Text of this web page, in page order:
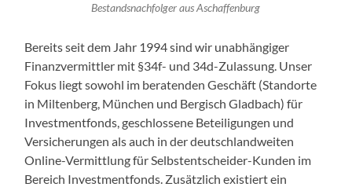
Bestandsnachfolger aus Aschaffenburg
Bereits seit dem Jahr 1994 sind wir unabhängiger
Finanzvermittler mit §34f- und 34d-Zulassung. Unser
Fokus liegt sowohl im beratenden Geschäft (Standorte
in Miltenberg, München und Bergisch Gladbach) für
Investmentfonds, geschlossene Beteiligungen und
Versicherungen als auch in der deutschlandweiten
Online-Vermittlung für Selbstentscheider-Kunden im
Bereich Investmentfonds. Zusätzlich existiert ein